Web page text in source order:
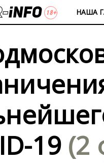
НАША
19 (2